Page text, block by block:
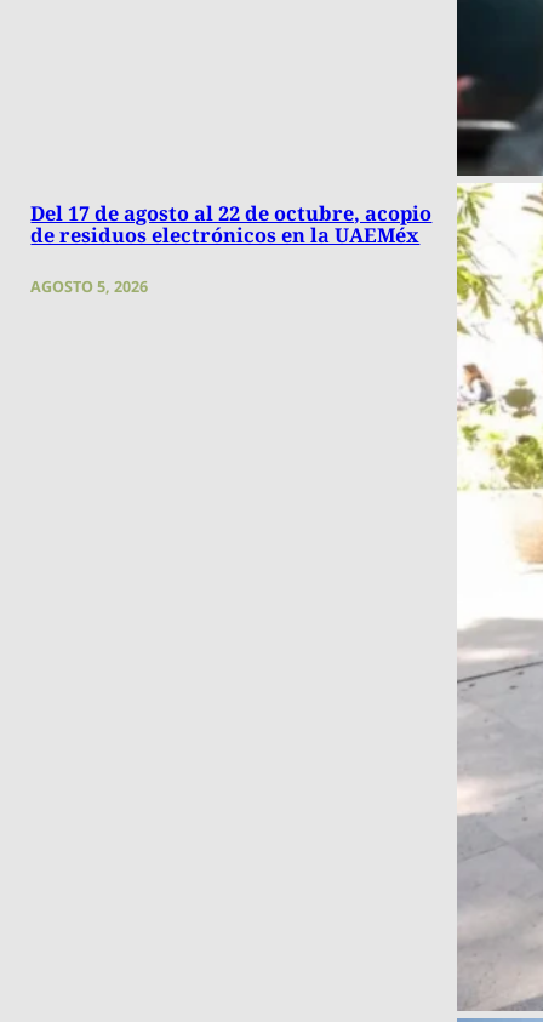
Del 17 de agosto al 22 de octubre, acopio
de residuos electrónicos en la UAEMéx
AGOSTO 5, 2026